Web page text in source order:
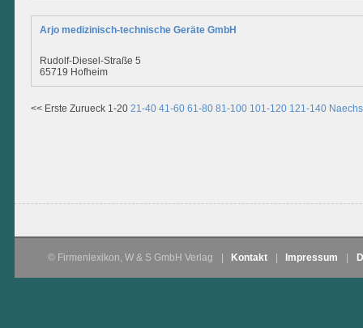
Arjo medizinisch-technische Geräte GmbH
Rudolf-Diesel-Straße 5
65719 Hofheim
<< Erste Zurueck 1-20 21-40 41-60 61-80 81-100 101-120 121-140
© Firmenlexikon, W & S GmbH Verlag Kontakt Impressum